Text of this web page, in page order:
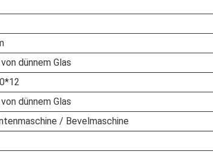
dünnem Glas
dünnem Glas
/ Bevelmaschine